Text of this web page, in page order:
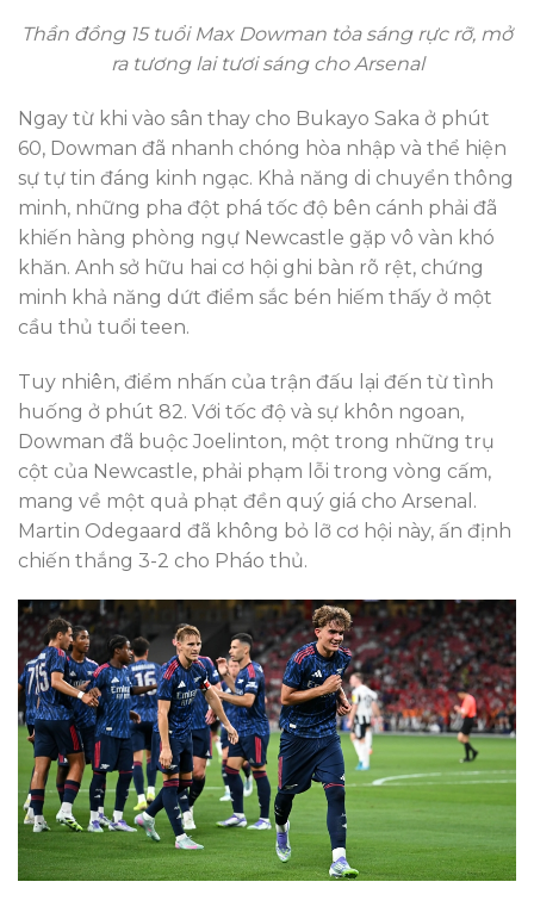
Thần đồng 15 tuổi Max Dowman tỏa sáng rực rỡ, mở
ra tương lai tươi sáng cho Arsenal
Ngay từ khi vào sân thay cho Bukayo Saka ở phút
60, Dowman đã nhanh chóng hòa nhập và thể hiện
sự tự tin đáng kinh ngạc. Khả năng di chuyển thông
minh, những pha đột phá tốc độ bên cánh phải đã
khiến hàng phòng ngự Newcastle gặp vô vàn khó
khăn. Anh sở hữu hai cơ hội ghi bàn rõ rệt, chứng
minh khả năng dứt điểm sắc bén hiếm thấy ở một
cầu thủ tuổi teen.
Tuy nhiên, điểm nhấn của trận đấu lại đến từ tình
huống ở phút 82. Với tốc độ và sự khôn ngoan,
Dowman đã buộc Joelinton, một trong những trụ
cột của Newcastle, phải phạm lỗi trong vòng cấm,
mang về một quả phạt đền quý giá cho Arsenal.
Martin Odegaard đã không bỏ lỡ cơ hội này, ấn định
chiến thắng 3-2 cho Pháo thủ.